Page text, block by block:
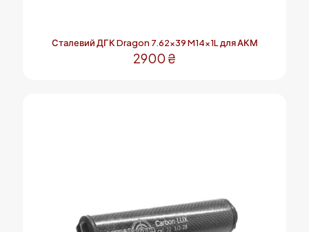
Сталевий ДГК Dragon 7.62×39 M14x1L для АКМ
2900 ₴